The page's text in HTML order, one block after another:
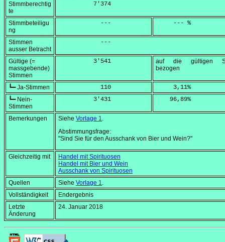
Stimmberechtig
te
          7'374
Stimmbeteiligu
ng
            ---
     --- %
Stimmen
ausser Betracht
            ---
Gültige (=
massgebende)
Stimmen
          3'541
auf die gültigen
bezogen
┗━ Ja-Stimmen
            110
     3,11
%
┗━ Nein-
Stimmen
          3'431
    96,89
%
Bemerkungen Siehe Vorlage 1.
Abstimmungsfrage:
"Sind Sie für den Ausschank von Bier und Wein?"
Gleichzeitig mit
Handel mit Spirituosen
Handel mit Bier und Wein
Ausschank von Spirituosen
Quellen
Siehe Vorlage 1.
Vollständigkeit
Endergebnis
Letzte
Änderung
24. Januar 2018